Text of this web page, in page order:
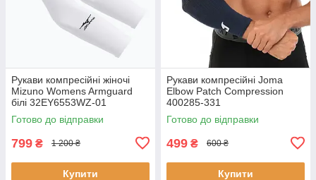
Рукави компресійні жіночі
Mizuno Womens Armguard
білі 32EY6553WZ-01
Готово до відправки
799 ₴ 1 200 ₴
Купити
Рукави компресійні Joma
Elbow Patch Compression
400285-331
Готово до відправки
499 ₴ 600 ₴
Купити